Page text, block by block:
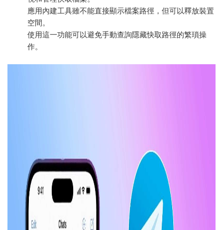
應用內建工具雖不能直接顯示檔案路徑，但可以釋放裝置
空間。
使用這一功能可以避免手動查詢隱藏快取路徑的繁瑣操
作。